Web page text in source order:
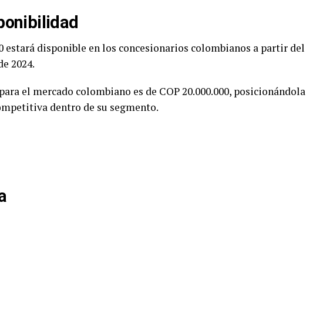
estará disponible en los concesionarios colombianos a partir del
2024.
el mercado colombiano es de COP 20.000.000, posicionándola
dentro de su segmento.